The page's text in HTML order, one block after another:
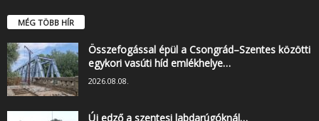
MÉG TÖBB HÍR
Összefogással épül a Csongrád–Szentes közötti
egykori vasúti híd emlékhelye…
2026.08.08.
Új edző a szentesi labdarúgóknál…